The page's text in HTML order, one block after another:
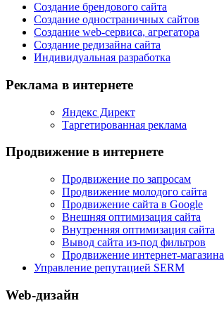
Создание брендового сайта
Создание одностраничных сайтов
Создание web-сервиса, агрегатора
Создание редизайна сайта
Индивидуальная разработка
Реклама в интернете
Яндекс Директ
Таргетированная реклама
Продвижение в интернете
Продвижение по запросам
Продвижение молодого сайта
Продвижение сайта в Google
Внешняя оптимизация сайта
Внутренняя оптимизация сайта
Вывод сайта из-под фильтров
Продвижение интернет-магазина
Управление репутацией SERM
Web-дизайн